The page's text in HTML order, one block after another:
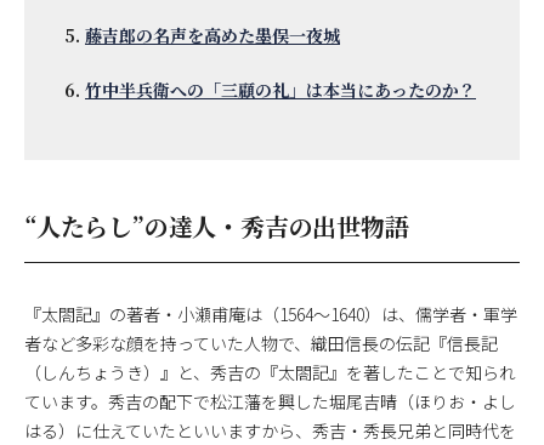
藤吉郎の名声を高めた墨俣一夜城
竹中半兵衛への「三顧の礼」は本当にあったのか？
“人たらし”の達人・秀吉の出世物語
『太閤記』の著者・小瀬甫庵は（1564〜1640）は、儒学者・軍学
者など多彩な顔を持っていた人物で、織田信長の伝記『信長記
（しんちょうき）』と、秀吉の『太閤記』を著したことで知られ
ています。秀吉の配下で松江藩を興した堀尾吉晴（ほりお・よし
はる）に仕えていたといいますから、秀吉・秀長兄弟と同時代を